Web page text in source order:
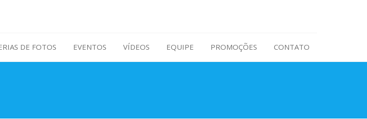
DE FOTOS EVENTOS VÍDEOS EQUIPE PROMOÇÕES CONTATO